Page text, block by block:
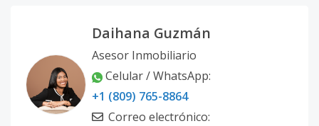
Daihana Guzmán
Asesor Inmobiliario
Celular / WhatsApp:
+1 (809) 765-8864
Correo electrónico: